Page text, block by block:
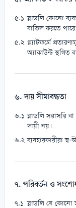
ব্লাডলি কোনো
বাতিল করতে
প্ল্যাটফর্মে
অ্যাকাউন্ট স্থগিত
৬. দায় সীমাবদ্ধতা
ব্লাডলি সরাসরি
দায়ী নয়।
ব্যবহারকারীরা
৭. পরিবর্তন ও
ব্লাডলি যে কোনো